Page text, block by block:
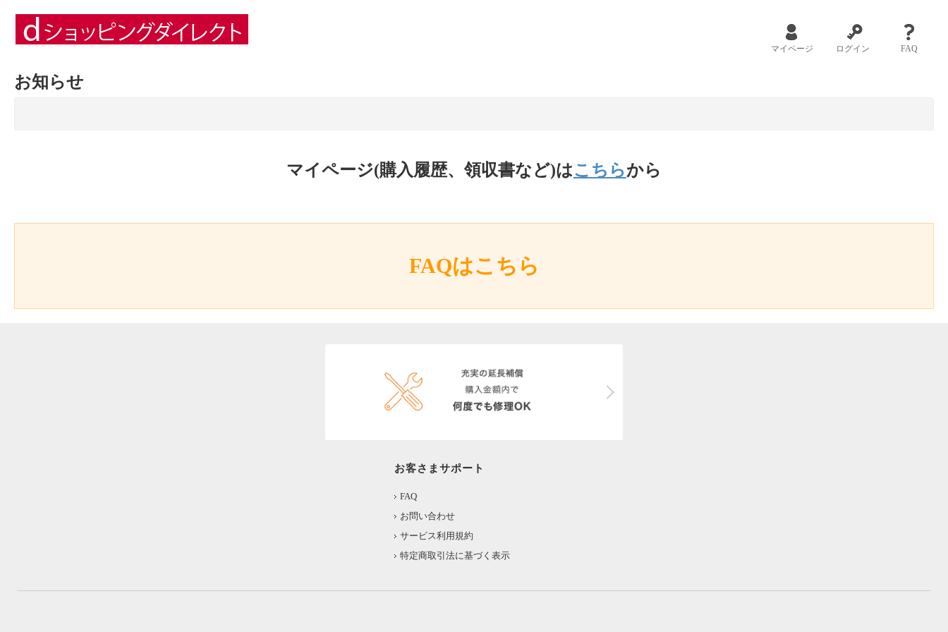
マイページ ログイン FAQ
お知らせ
マイページ(購入履歴、領収書など)はこちらから
FAQはこちら
お客さまサポート
FAQ
お問い合わせ
サービス利用規約
特定商取引法に基づく表示